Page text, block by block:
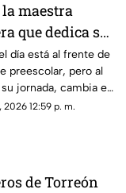
maestra
que dedica su
libre a ser
voluntaria
día está al frente de
preescolar, pero al
jornada, cambia el
el uniforme de
12:59 p. m.
de Torreón